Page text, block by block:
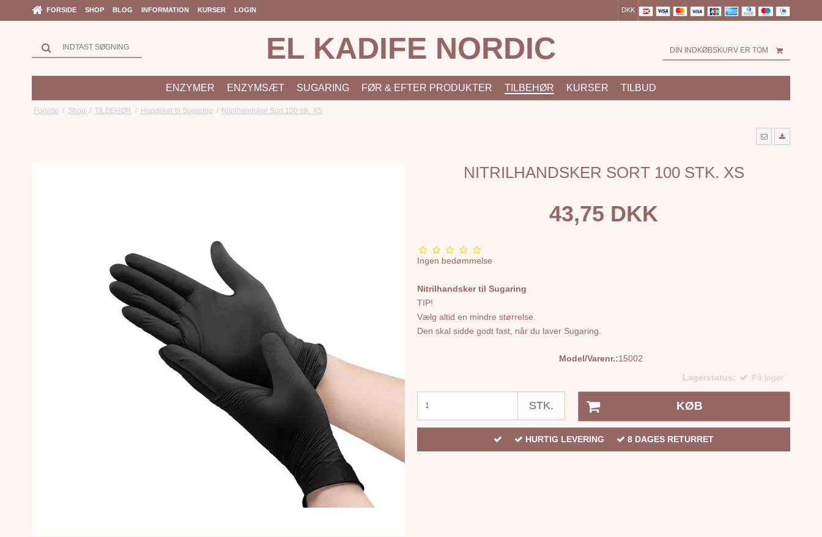
FORSIDE SHOP BLOG INFORMATION KURSER LOGIN DKK
EL KADIFE NORDIC DIN INDKØBSKURV ER TOM
ENZYMER ENZYMSÆT SUGARING FØR & EFTER PRODUKTER TILBEHØR KURSER TILBUD
Forside / Shop / TILBEHØR / Handsker til Sugaring / Nitrilhandsker Sort 100 stk. XS
NITRILHANDSKER SORT 100 STK. XS
43,75 DKK
Ingen bedømmelse
Nitrilhandsker til Sugaring
TIP!
Vælg altid en mindre størrelse.
Den skal sidde godt fast, når du laver Sugaring.
Model/Varenr.:15002
Lagerstatus:
På lager
STK. KØB
HURTIG LEVERING 8 DAGES RETURRET